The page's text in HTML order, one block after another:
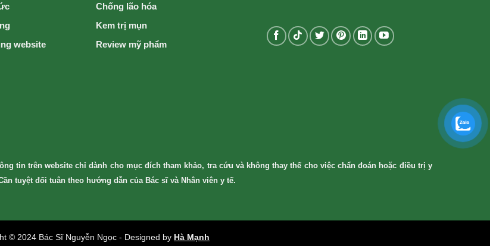
website
Chống lão hóa
Kem trị mụn
Review mỹ phẩm
tin trên website chỉ dành cho mục đích tham khảo, tra cứu và không thay thế cho việc chẩn đoán hoặc điều trị y
tuyệt đối tuân theo hướng dẫn của Bác sĩ và Nhân viên y tế.
© 2024 Bác Sĩ Nguyễn Ngọc - Designed by Hà Mạnh